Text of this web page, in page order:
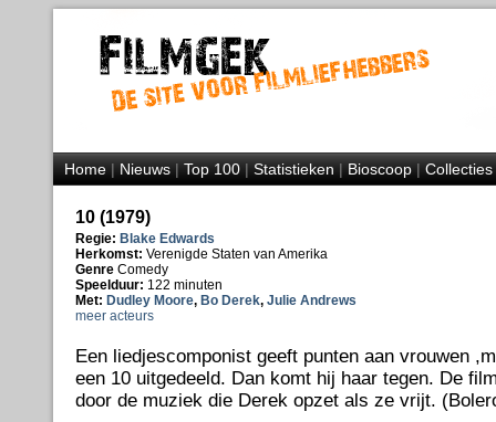
Home|Nieuws|Top 100|Statistieken|Bioscoop|Collecties
10 (1979)
Regie: Blake Edwards
Herkomst: Verenigde Staten van Amerika
Genre Comedy
Speelduur: 122 minuten
Met: Dudley Moore, Bo Derek, Julie Andrews
meer acteurs
Een liedjescomponist geeft punten aan vrouwen
een 10 uitgedeeld. Dan komt hij haar tegen. De
door de muziek die Derek opzet als ze vrijt.